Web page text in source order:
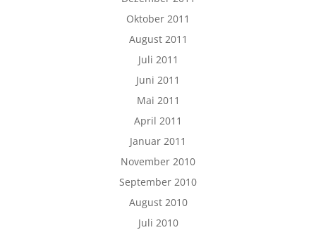
Oktober 2011
August 2011
Juli 2011
Juni 2011
Mai 2011
April 2011
Januar 2011
November 2010
September 2010
August 2010
Juli 2010